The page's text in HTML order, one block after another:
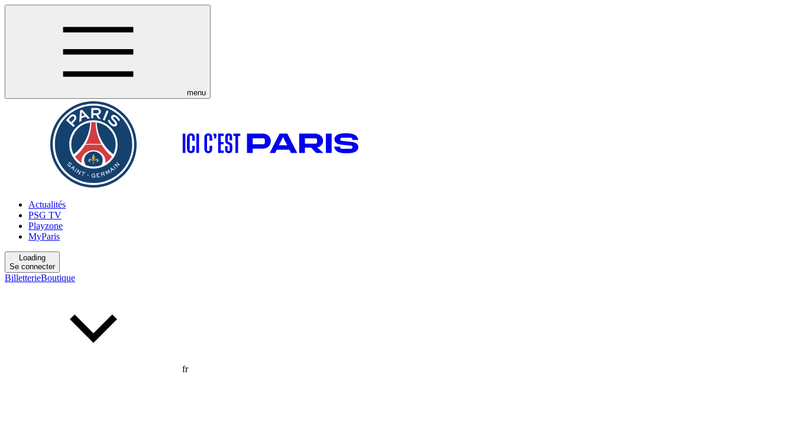
menu
Actualités
PSG TV
Playzone
MyParis
Loading
Se connecter
BilletterieBoutique
fr